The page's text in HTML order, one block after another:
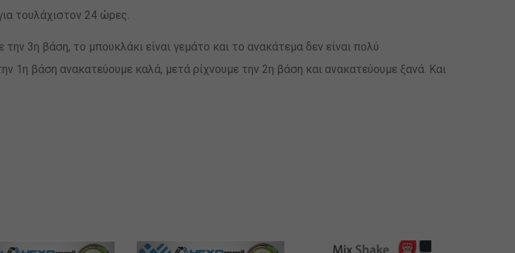
τουλάχιστον 24 ώρες.
3η βάση, το μπουκλάκι είναι γεμάτο και το ανακάτεμα δεν είναι πολύ
1η βάση ανακατεύουμε καλά, μετά ρίχνουμε την 2η βάση και ανακατεύουμε ξανά. Και